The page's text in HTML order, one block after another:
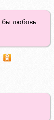
бы любовь